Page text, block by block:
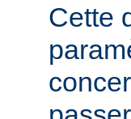
Cette